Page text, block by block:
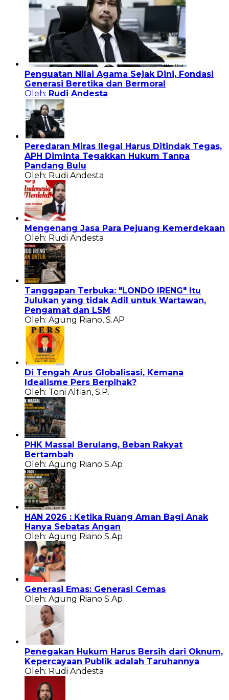
Penguatan Nilai Agama Sejak Dini, Fondasi
Generasi Beretika dan Bermoral
Oleh: Rudi Andesta
Peredaran Miras Ilegal Harus Ditindak Tegas,
APH Diminta Tegakkan Hukum Tanpa
Pandang Bulu
Oleh: Rudi Andesta
Mengenang Jasa Para Pejuang Kemerdekaan
Oleh: Rudi Andesta
Tanggapan Terbuka: "LONDO IRENG" Itu
Julukan yang tidak Adil untuk Wartawan,
Pengamat dan LSM
Oleh: Agung Riano, S.AP
Di Tengah Arus Globalisasi, Kemana
Idealisme Pers Berpihak?
Oleh: Toni Alfian, S.P.
PHK Massal Berulang, Beban Rakyat
Bertambah
Oleh: Agung Riano S.Ap
HAN 2026 : Ketika Ruang Aman Bagi Anak
Hanya Sebatas Angan
Oleh: Agung Riano S.Ap
Generasi Emas: Generasi Cemas
Oleh: Agung Riano S.Ap
Penegakan Hukum Harus Bersih dari Oknum,
Kepercayaan Publik adalah Taruhannya
Oleh: Rudi Andesta